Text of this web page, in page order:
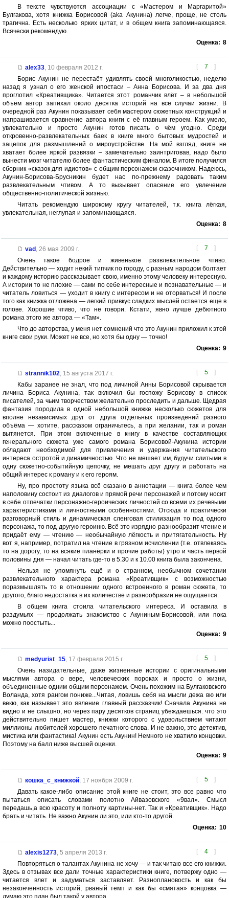
В тексте чувствуются ассоциации с «Мастером и Маргаритой»
Булгакова, хотя книжка Борисовой (aka Акунина) легче, проще, не столь
трагична. Есть несколько ярких цитат, и в общем книга запоминающаяся.
Всячески рекомендую.
Оценка: 8
[ 7 ]
alex33, 10 февраля 2012 г.
Борис Акунин не перестаёт удивлять своей многоликостью, неделю
назад я узнал о его женской ипостаси – Анна Борисова. И за два дня
проглотил «Креативщика». Читается этот романчик влёт – в небольшой
объём автор запихал около десятка историй на все случаи жизни. В
очередной раз Акунин показывает себя мастером сюжетных конструкций и
напрашивается сравнение автора книги с её главным героем. Как умело,
увлекательно и просто Акунин готов писать о чём угодно. Среди
откровенно-развлекательных баек в книге много бытовых мудростей и
зацепок для размышлений о мироустройстве. На мой взгляд, книге не
хватает более яркой развязки – замечательно заинтриговав, надо было
вынести мозг читателю более фантастическим финалом. В итоге получился
сборник «сказок для идиотов» с общим персонажем-сказочником. Надеюсь,
Акунин-Борисова-Брусникин будет нас по-прежнему радовать таким
развлекательным чтивом. А то вызывает опасение его увлечение
общественно-политической жизнью.
Читать рекомендую широкому кругу читателей, т.к. книга лёгкая,
увлекательная, неглупая и запоминающаяся.
Оценка: 8
[ 7 ]
vad , 26 мая 2009 г.
Очень такое бодрое и живенькое развлекательное чтиво.
Действительно — ходит некий типчик по городу, с разным народом болтает
и каждому историю рассказывает свою, именно этому человеку интересную.
А истории то не плохие — сами по себе интересные и познавательные — и
читатель ловиться — уходит в книгу с интересом и не оторваться! И после
того как книжка отложена — легкий привкус сладких мыслей остается еще в
голове. Хорошие чтиво, что не говори. Кстати, явно лучше дебютного
романа этого же автора — «Там».
Что до авторства, у меня нет сомнений что это Акунин приложил к этой
книге свои руки. Может не все, но хотя бы одну — точно!
Оценка: 9
[ 5 ]
strannik102, 15 августа 2017 г.
Кабы заранее не знал, что под личиной Анны Борисовой скрывается
личина Бориса Акунина, так включил бы госпожу Борисову в список
писателей, за чьим творчеством желательно проследить и дальше. Щедрая
фантазия породила в одной небольшой книжке несколько сюжетов для
вполне независимых друг от друга отдельных произведений разного
объёма — хотите, рассказом ограничьтесь, а при желании, так и роман
вытянется. При этом включенные в книгу в качестве составляющих
генерального сюжета уже самого романа Борисовой-Акунина истории
обладают необходимой для привлечения и удержания читательского
интереса остротой и динамичностью. Что не мешает им, будучи слитыми в
одну сюжетно-событийную цепочку, не мешать друг другу и работать на
общий интерес к роману и к его героям.
Ну, про простоту языка всё сказано в аннотации — книга более чем
наполовину состоит из диалогов и прямой речи персонажей и потому носит
в себе отпечатки персонажно-героических личностей со всеми их речевыми
характеристиками и личностными особенностями. Отсюда и практически
разговорный стиль и динамическая сленговая стилизация то под одного
персонажа, то под другую героиню. Всё это изрядно разнообразит чтение и
придаёт ему — чтению — необычайную лёгкость и притягательность. Ну
вот я, например, потратил на чтение в грязном исчислении (т.е. отвлекаясь
то на дорогу, то на всякие планёрки и прочие работы) утро и часть первой
половины дня — начал читать где-то в 5.30 и к 10.00 книга была закончена.
Нельзя не упомянуть ещё и о странном, необычном сочетании
развлекательного характера романа «Креативщик» с возможностью
поразмышлять то в отношении одного встроенного в роман сюжета, то
другого, благо недостатка в их количестве и разнообразии не ощущается.
В общем книга стоила читательского интереса. И оставила в
раздумьях — продолжать знакомство с Акуниным-Борисовой, или пока
можно поостыть...
Оценка: 9
[ 5 ]
medyurist_15, 17 февраля 2015 г.
Очень назидательные, даже жизненные истории с оригинальными
мыслями автора о вере, человеческих пороках и просто о жизни,
объединенные одним общим персонажем. Очень похожим на Булгаковского
Воланда, хотя рангом пониже...Читая, ловишь себя на мысли дежа вю или
векю, как называет это явление главный рассказчик! Сначала Акунина не
видно и не слышно, но через пару десятков страниц убеждаешься. что это
действительно пишет мастер, книжки которого с удовольствием читают
миллионы любителей хорошего печатного слова. И не важно, это детектив,
мистика или фантастика! Акунин есть Акунин! Немного не хватило концовки.
Поэтому на балл ниже высшей оценки.
Оценка: 9
[ 5 ]
кошка_с_книжкой, 17 ноября 2009 г.
Давать какое-либо описание этой книге не стоит, это все равно что
пытаться описать словами полотно Айвазовского «9вал». Смысл
передашь,а всю красоту и полноту картины-нет. Так и «Креативщик». Надо
брать и читать. Не важно Акунин ли это, или кто-то другой.
Оценка: 10
[ 4 ]
alexis1273, 5 апреля 2013 г.
Повторяться о талантах Акунина не хочу — и так читаю все его книжки.
Здесь в отзывах все дали точные характеристики книге, потвержу одно —
читается влет и задуматься заставляет. Разноплановость и как бы
незаконченность историй, рваный темп и как бы «смятая» концовка —
думаю это план был такой у автора.